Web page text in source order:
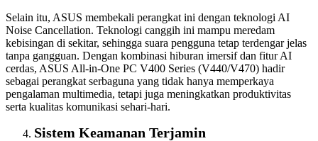
Selain itu, ASUS membekali perangkat ini dengan teknologi AI
Noise Cancellation. Teknologi canggih ini mampu meredam
kebisingan di sekitar, sehingga suara pengguna tetap terdengar jelas
tanpa gangguan. Dengan kombinasi hiburan imersif dan fitur AI
cerdas, ASUS All-in-One PC V400 Series (V440/V470) hadir
sebagai perangkat serbaguna yang tidak hanya memperkaya
pengalaman multimedia, tetapi juga meningkatkan produktivitas
serta kualitas komunikasi sehari-hari.
Sistem Keamanan Terjamin